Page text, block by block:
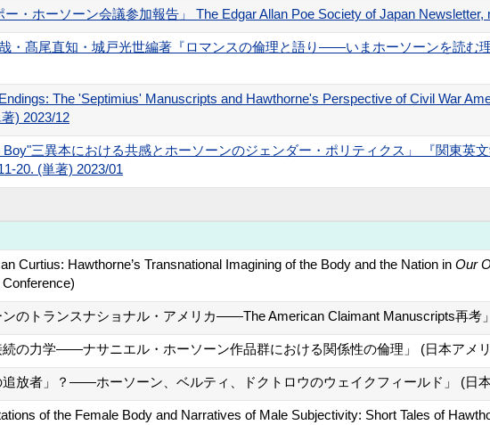
ー・ホーソーン会議参加報告」 The Edgar Allan Poe Society of Japan Newsletter,
・髙尾直知・城戸光世編著『ロマンスの倫理と語り――いまホーソーンを読む
The 'Septimius' Manuscripts and Hawthorne's Perspective of Civil War
) 2023/12
Boy"三異本における共感とホーソーンのジェンダー・ポリティクス」 『関東英
20. (単著) 2023/01
Curtius: Hawthorne’s Transnational Imagining of the Body and the Nation in Our
ンのトランスナショナル・アメリカ――The American Claimant Manuscripts再
続の力学――ナサニエル・ホーソーン作品群における関係性の倫理」 (日本アメ
追放者」？――ホーソーン、ベルティ、ドクトロウのウェイクフィールド」 (日
of the Female Body and Narratives of Male Subjectivity: Short Tales of